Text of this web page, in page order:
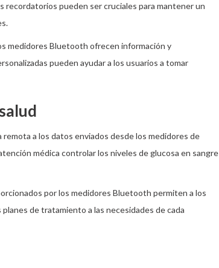
recordatorios pueden ser cruciales para mantener un
medidores Bluetooth ofrecen información y
pueden ayudar a los usuarios a tomar
a los datos enviados desde los medidores de
médica controlar los niveles de glucosa en sangre
por los medidores Bluetooth permiten a los
de tratamiento a las necesidades de cada